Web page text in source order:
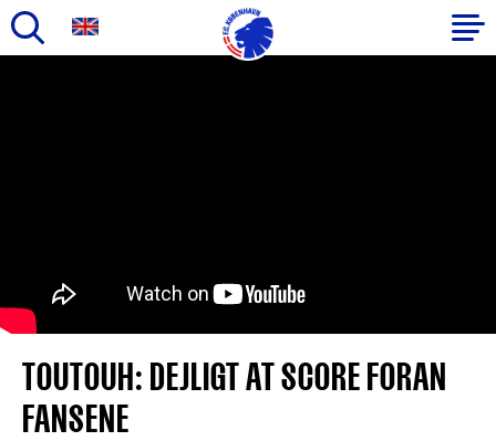
TOUTOUH: DEJLIGT AT SCORE FORAN
FANSENE